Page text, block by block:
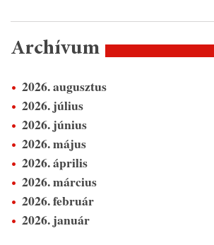
Archívum
2026. augusztus
2026. július
2026. június
2026. május
2026. április
2026. március
2026. február
2026. január